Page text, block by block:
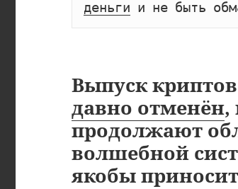
деньги и не быть
Выпуск
давно отменён,
продолжают
волшебной
якобы